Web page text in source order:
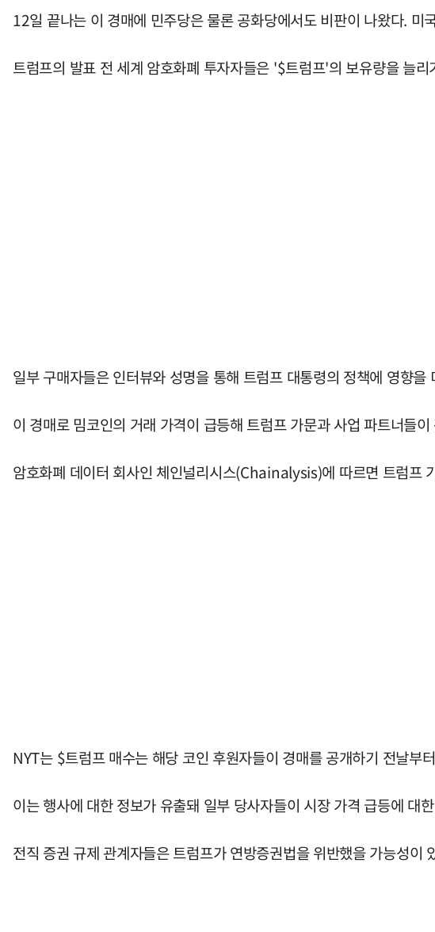
12일 끝나는 이 경매에 민주당은 물론 공화당에서도 비판이 나왔다.
트럼프의 발표 전 세계 암호화폐 투자자들은 '$트럼프'의 보유량을 늘
일부 구매자들은 인터뷰와 성명을 통해 트럼프 대통령의 정책에 영향
이 경매로 밈코인의 거래 가격이 급등해 트럼프 가문과 사업 파트너들
암호화폐 데이터 회사인 체인널리시스(Chainalysis)에 따르면 트럼프
NYT는 $트럼프 매수는 해당 코인 후원자들이 경매를 공개하기 전날부
이는 행사에 대한 정보가 유출돼 일부 당사자들이 시장 가격 급등에 대
전직 증권 규제 관계자들은 트럼프가 연방증권법을 위반했을 가능성이